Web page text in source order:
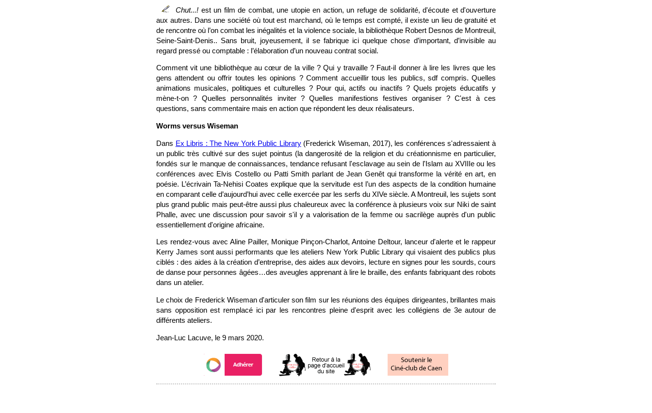
Chut...! est un film de combat, une utopie en action, un refuge de solidarité, d'écoute et d'ouverture
aux autres. Dans une société où tout est marchand, où le temps est compté, il existe un lieu de gratuité et
de rencontre où l’on combat les inégalités et la violence sociale, la bibliothèque Robert Desnos de Montreuil,
Seine-Saint-Denis.. Sans bruit, joyeusement, il se fabrique ici quelque chose d’important, d’invisible au
regard pressé ou comptable : l’élaboration d’un nouveau contrat social.
Comment vit une bibliothèque au cœur de la ville ? Qui y travaille ? Faut-il donner à lire les livres que les
gens attendent ou offrir toutes les opinions ? Comment accueillir tous les publics, sdf compris. Quelles
animations musicales, politiques et culturelles ? Pour qui, actifs ou inactifs ? Quels projets éducatifs y
mène-t-on ? Quelles personnalités inviter ? Quelles manifestions festives organiser ? C'est à ces
questions, sans commentaire mais en action que répondent les deux réalisateurs.
Worms versus Wiseman
Dans Ex Libris : The New York Public Library(Frederick Wiseman, 2017), les conférences s'adressaient à
un public très cultivé sur des sujet pointus (la dangerosité de la religion et du créationnisme en particulier,
fondés sur le manque de connaissances, tendance refusant l'esclavage au sein de l'Islam au XVIIIe ou les
conférences avec Elvis Costello ou Patti Smith parlant de Jean Genêt qui transforme la vérité en art, en
poésie. L’écrivain Ta-Nehisi Coates explique que la servitude est l’un des aspects de la condition humaine
en comparant celle d’aujourd’hui avec celle exercée par les serfs du XIVe siècle. A Montreuil, les sujets sont
plus grand public mais peut-être aussi plus chaleureux avec la conférence à plusieurs voix sur Niki de saint
Phalle, avec une discussion pour savoir s'il y a valorisation de la femme ou sacrilège auprès d'un public
essentiellement d'origine africaine.
Les rendez-vous avec Aline Pailler, Monique Pinçon-Charlot, Antoine Deltour, lanceur d'alerte et le rappeur
Kerry James sont aussi performants que les ateliers New York Public Library qui visaient des publics plus
ciblés : des aides à la création d’entreprise, des aides aux devoirs, lecture en signes pour les sourds, cours
de danse pour personnes âgées…des aveugles apprenant à lire le braille, des enfants fabriquant des robots
dans un atelier.
Le choix de Frederick Wiseman d'articuler son film sur les réunions des équipes dirigeantes, brillantes mais
sans opposition est remplacé ici par les rencontres pleine d'esprit avec les collégiens de 3e autour de
différents ateliers.
Jean-Luc Lacuve, le 9 mars 2020.